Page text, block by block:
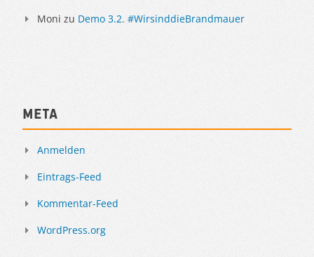
Moni zu Demo 3.2. #WirsinddieBrandmauer
Meta
Anmelden
Eintrags-Feed
Kommentar-Feed
WordPress.org